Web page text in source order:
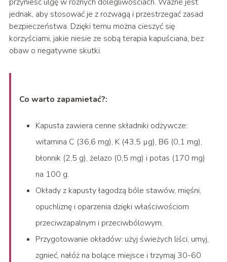
jednak, aby stosować je z rozwagą i przestrzegać zasad
bezpieczeństwa. Dzięki temu można cieszyć się
korzyściami, jakie niesie ze sobą terapia kapuściana, bez
obaw o negatywne skutki.
Co warto zapamietać?:
Kapusta zawiera cenne składniki odżywcze:
witamina C (36,6 mg), K (43,5 µg), B6 (0,1 mg),
błonnik (2,5 g), żelazo (0,5 mg) i potas (170 mg)
na 100 g.
Okłady z kapusty łagodzą bóle stawów, mięśni,
opuchliznę i oparzenia dzięki właściwościom
przeciwzapalnym i przeciwbólowym.
Przygotowanie okładów: użyj świeżych liści, umyj,
zgnieć, nałóż na bolące miejsce i trzymaj 30-60